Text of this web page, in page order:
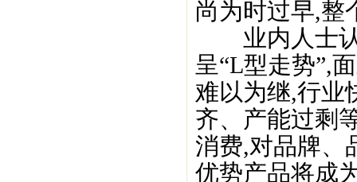
尚为时过早,整
业内人士认
呈“L型走势”,
难以为继,行业
齐、产能过剩
消费,对品牌、
优势产品将成